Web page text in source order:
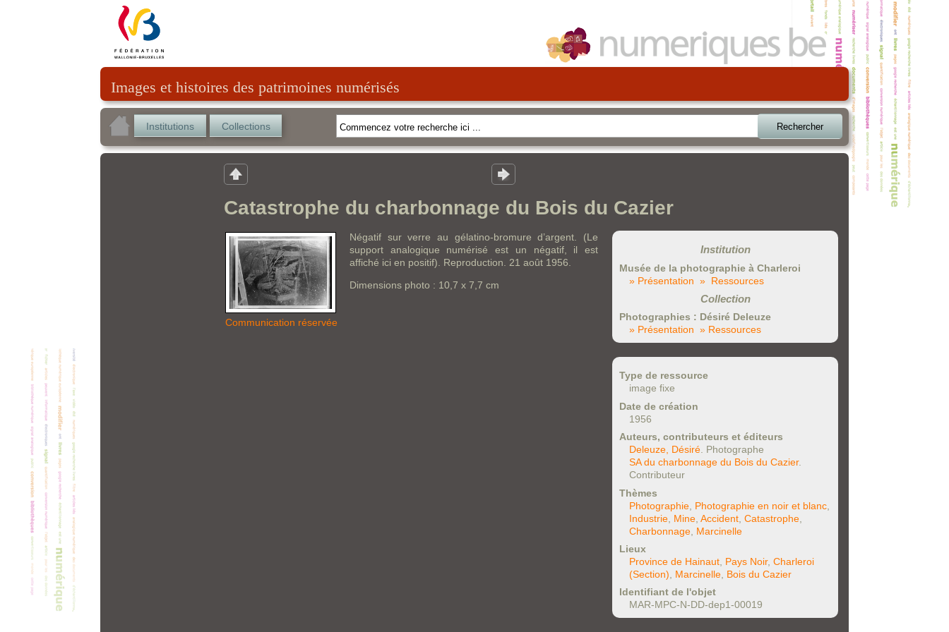
Images et histoires des patrimoines numérisés
Institutions Collections Rechercher
Catastrophe du charbonnage du Bois du Cazier
Communication réservée
Négatif sur verre au gélatino-bromure d’argent. (Le
support analogique numérisé est un négatif, il est
affiché ici en positif). Reproduction. 21 août 1956.
Dimensions photo : 10,7 x 7,7 cm
Institution
Musée de la photographie à Charleroi
» Présentation » Ressources
Collection
Photographies : Désiré Deleuze
» Présentation » Ressources
Type de ressource
image fixe
Date de création
1956
Auteurs, contributeurs et éditeurs
Deleuze, Désiré. Photographe
SA du charbonnage du Bois du Cazier.
Contributeur
Thèmes
Photographie Photographie en noir et blanc
Industrie Mine Accident Catastrophe
Charbonnage Marcinelle
Lieux
Province de Hainaut Pays Noir, Charleroi
(Section)
Marcinelle Bois du Cazier
Identifiant de l'objet
MAR-MPC-N-DD-dep1-00019